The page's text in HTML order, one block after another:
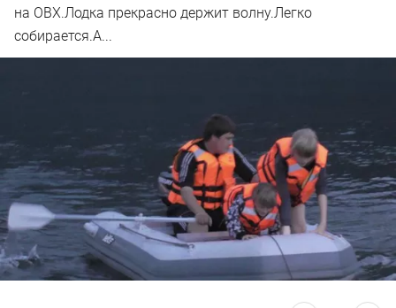
на ОВХ.Лодка прекрасно держит волну.Легко
собирается.А...